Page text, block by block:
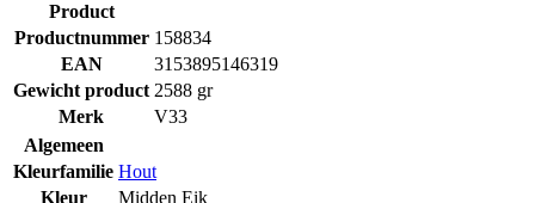
Product
Productnummer 158834
EAN
3153895146319
Gewicht product 2588 gr
Merk
V33
Algemeen
Kleurfamilie Hout
Kleur
Midden Eik